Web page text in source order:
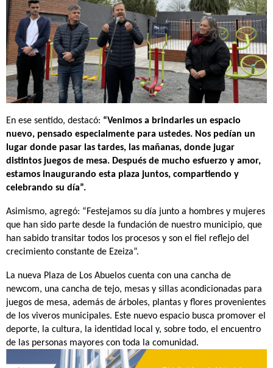
En ese sentido, destacó: “Venimos a brindarles un espacio
nuevo, pensado especialmente para ustedes. Nos pedían un
lugar donde pasar las tardes, las mañanas, donde jugar
distintos juegos de mesa. Después de mucho esfuerzo y amor,
estamos inaugurando esta plaza juntos, compartiendo y
celebrando su día”.
Asimismo, agregó: “Festejamos su día junto a hombres y mujeres
que han sido parte desde la fundación de nuestro municipio, que
han sabido transitar todos los procesos y son el fiel reflejo del
crecimiento constante de Ezeiza”.
La nueva Plaza de Los Abuelos cuenta con una cancha de
newcom, una cancha de tejo, mesas y sillas acondicionadas para
juegos de mesa, además de árboles, plantas y flores provenientes
de los viveros municipales. Este nuevo espacio busca promover el
deporte, la cultura, la identidad local y, sobre todo, el encuentro
de las personas mayores con toda la comunidad.